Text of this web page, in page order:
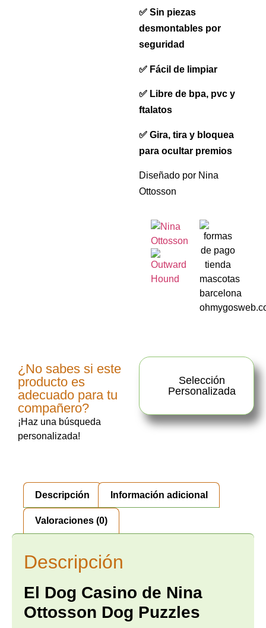
✅ Sin piezas
desmontables por
seguridad
✅ Fácil de limpiar
✅ Libre de bpa, pvc y
ftalatos
✅ Gira, tira y bloquea
para ocultar premios
Diseñado por Nina
Ottosson
¿No sabes si este
producto es
adecuado para tu
compañero?
¡Haz una búsqueda
personalizada!
Selección
Personalizada
Descripción Información adicional
Valoraciones (0)
Descripción
El Dog Casino de Nina
Ottosson Dog Puzzles